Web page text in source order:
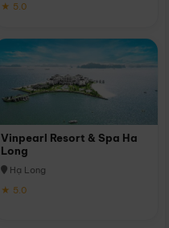
★ 5.0
Vinpearl Resort & Spa Ha
Long
Hạ Long
★ 5.0